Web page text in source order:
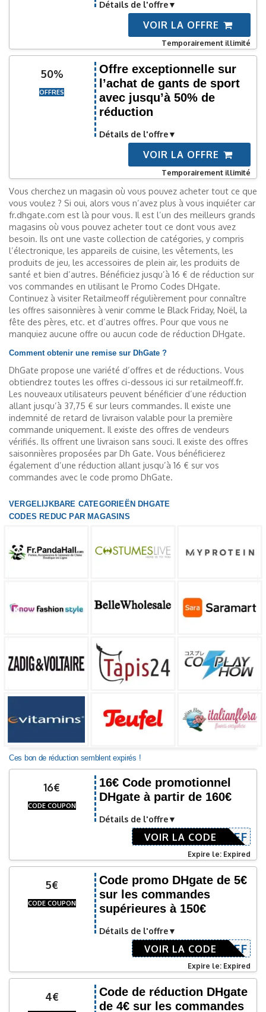
Détails de l'offre
VOIR LA OFFRE
Temporairement illimité
50%
OFFRES
Offre exceptionnelle sur
l’achat de gants de sport
avec jusqu’à 50% de
réduction
Détails de l'offre
VOIR LA OFFRE
Temporairement illimité
Vous cherchez un magasin où vous pouvez acheter tout ce que
vous voulez ? Si oui, alors vous n’avez plus à vous inquiéter car
fr.dhgate.com est là pour vous. Il est l’un des meilleurs grands
magasins où vous pouvez acheter tout ce dont vous avez
besoin. Ils ont une vaste collection de catégories, y compris
l’électronique, les appareils de cuisine, les vêtements, les
produits de jeu, les accessoires de plein air, les produits de
santé et bien d’autres. Bénéficiez jusqu’à 16 € de réduction sur
vos commandes en utilisant le Promo Codes DHgate.
Continuez à visiter Retailmeoff régulièrement pour connaître
les offres saisonnières à venir comme le Black Friday, Noël, la
fête des pères, etc. et d’autres offres. Pour que vous ne
manquiez aucune offre ou aucun code de réduction DHgate.
Comment obtenir une remise sur DhGate ?
DhGate propose une variété d’offres et de réductions. Vous
obtiendrez toutes les offres ci-dessous ici sur retailmeoff.fr.
Les nouveaux utilisateurs peuvent bénéficier d’une réduction
allant jusqu’à 37,75 € sur leurs commandes. Il existe une
indemnité de retard de livraison valable pour la première
commande uniquement. Il existe des offres de vendeurs
vérifiés. Ils offrent une livraison sans souci. Il existe des offres
saisonnières proposées par Dh Gate. Vous bénéficierez
également d’une réduction allant jusqu’à 16 € sur vos
commandes avec le code promo DhGate.
VERGELIJKBARE CATEGORIEËN DHGATE
CODES REDUC PAR MAGASINS
Ces bon de réduction semblent expirés !
16€
CODE COUPON
16€ Code promotionnel
DHgate à partir de 160€
Détails de l'offre
EC160OFF
VOIR LA CODE
Expire le: Expired
5€
CODE COUPON
Code promo DHgate de 5€
sur les commandes
supérieures à 150€
Détails de l'offre
5DEC5OFF
VOIR LA CODE
Expire le: Expired
4€
Code de réduction DHgate
de 4€ sur les commandes